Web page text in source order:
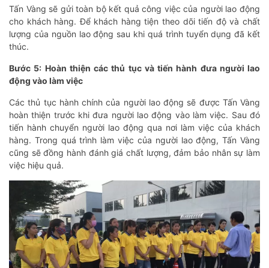
Tấn Vàng sẽ gửi toàn bộ kết quả công việc của người lao động
cho khách hàng. Để khách hàng tiện theo dõi tiến độ và chất
lượng của nguồn lao động sau khi quá trình tuyển dụng đã kết
thúc.
Bước 5: Hoàn thiện các thủ tục và tiến hành đưa người lao
động vào làm việc
Các thủ tục hành chính của người lao động sẽ được Tấn Vàng
hoàn thiện trước khi đưa người lao động vào làm việc. Sau đó
tiến hành chuyển người lao động qua nơi làm việc của khách
hàng. Trong quá trình làm việc của người lao động, Tấn Vàng
cũng sẽ đồng hành đánh giá chất lượng, đảm bảo nhân sự làm
việc hiệu quả.